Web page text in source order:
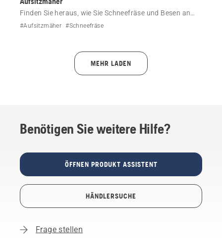
Finden Sie heraus, wie Sie Schneefräse und Besen an
Ihrem Aufsitzmäher von Husqvarna anbringen und
#Aufsitzmäher #Schneefräse
MEHR LADEN
Benötigen Sie weitere Hilfe?
ÖFFNEN PRODUKT ASSISTENT
HÄNDLERSUCHE
Frage stellen